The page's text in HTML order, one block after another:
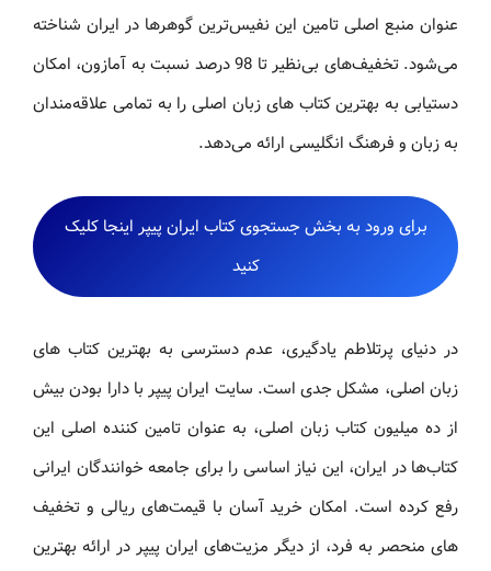
عنوان منبع اصلی تامین این نفیس‌ترین گوهرها در ایران شناخته
می‌شود. تخفیف‌های بی‌نظیر تا 98 درصد نسبت به آمازون، امکان
دستیابی به بهترین کتاب های زبان اصلی را به تمامی علاقه‌مندان
به زبان و فرهنگ انگلیسی ارائه می‌دهد.
برای ورود به بخش جستجوی کتاب ایران پیپر اینجا کلیک
کنید
در دنیای پرتلاطم یادگیری، عدم دسترسی به بهترین کتاب های
زبان اصلی، مشکل جدی است. سایت ایران پیپر با دارا بودن بیش
از ده میلیون کتاب زبان اصلی، به عنوان تامین کننده اصلی این
کتاب‌ها در ایران، این نیاز اساسی را برای جامعه خوانندگان ایرانی
رفع کرده است. امکان خرید آسان با قیمت‌های ریالی و تخفیف
های منحصر به فرد، از دیگر مزیت‌های ایران پیپر در ارائه بهترین